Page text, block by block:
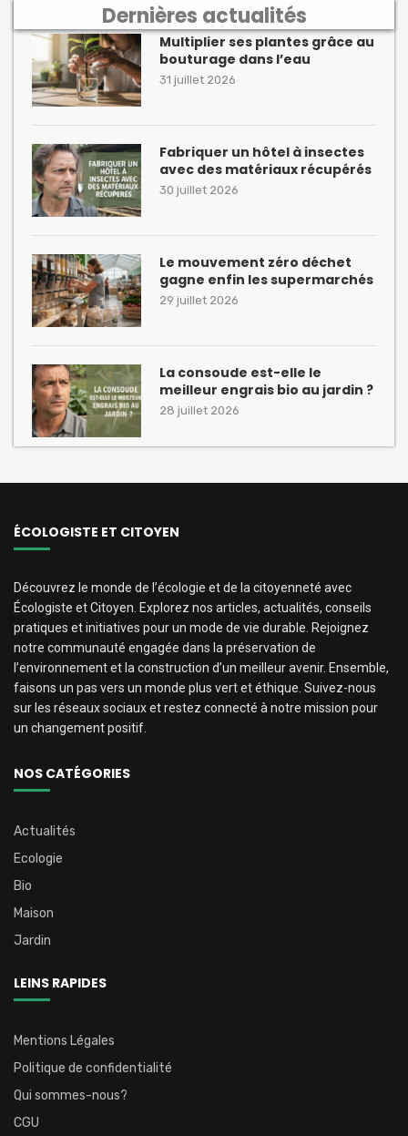
Dernières actualités
Multiplier ses plantes grâce au
bouturage dans l’eau
31 juillet 2026
Fabriquer un hôtel à insectes
avec des matériaux récupérés
30 juillet 2026
Le mouvement zéro déchet
gagne enfin les supermarchés
29 juillet 2026
La consoude est-elle le
meilleur engrais bio au jardin ?
28 juillet 2026
ÉCOLOGISTE ET CITOYEN
Découvrez le monde de l’écologie et de la citoyenneté avec
Écologiste et Citoyen. Explorez nos articles, actualités, conseils
pratiques et initiatives pour un mode de vie durable. Rejoignez
notre communauté engagée dans la préservation de
l’environnement et la construction d’un meilleur avenir. Ensemble,
faisons un pas vers un monde plus vert et éthique. Suivez-nous
sur les réseaux sociaux et restez connecté à notre mission pour
un changement positif.
NOS CATÉGORIES
Actualités
Ecologie
Bio
Maison
Jardin
LEINS RAPIDES
Mentions Légales
Politique de confidentialité
Qui sommes-nous?
CGU